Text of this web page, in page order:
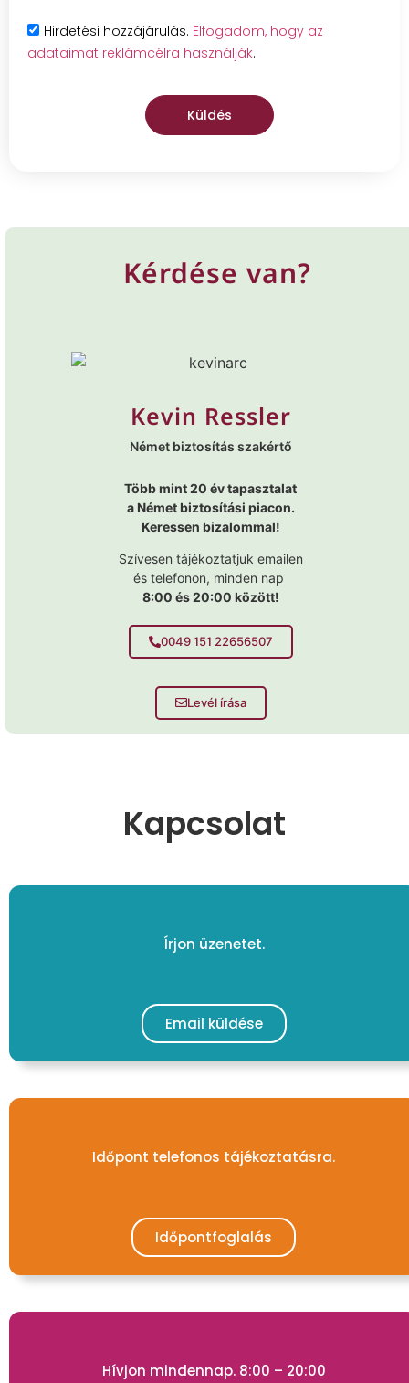
Hirdetési hozzájárulás. Elfogadom, hogy az
adataimat reklámcélra használják.
Küldés
Kérdése van?
Kevin Ressler
Német biztosítás szakértő
Több mint 20 év tapasztalat
a Német biztosítási piacon.
Keressen bizalommal!
Szívesen tájékoztatjuk emailen
és telefonon, minden nap
8:00 és 20:00 között!
0049 151 22656507
Levél írása
Kapcsolat
Írjon üzenetet.
Email küldése
Időpont telefonos tájékoztatásra.
Időpontfoglalás
Hívjon mindennap. 8:00 – 20:00